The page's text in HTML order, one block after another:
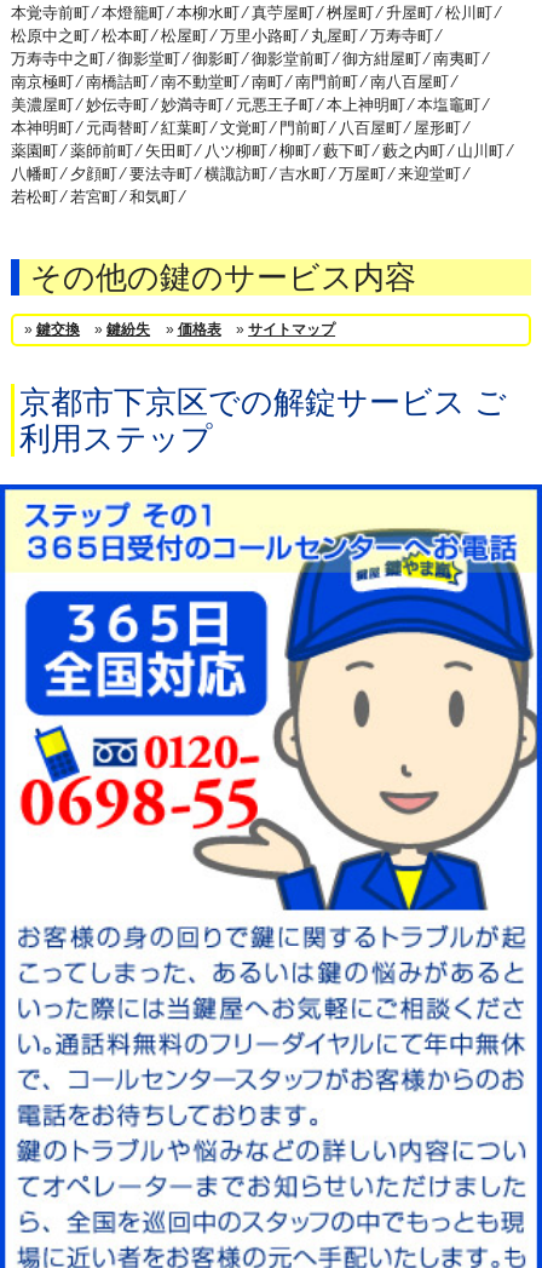
本覚寺前町 ⁄本燈籠町 ⁄本柳水町 ⁄真苧屋町 ⁄桝屋町 ⁄升屋町 ⁄松川町 ⁄
松原中之町 ⁄松本町 ⁄松屋町 ⁄万里小路町 ⁄ 丸屋町 ⁄万寿寺町 ⁄
万寿寺中之町 ⁄御影堂町 ⁄御影町 ⁄御影堂前町 ⁄御方紺屋町 ⁄南夷町 ⁄
南京極町 ⁄南橋詰町 ⁄南不動堂町 ⁄南町 ⁄南門前町 ⁄南八百屋町 ⁄
美濃屋町 ⁄妙伝寺町 ⁄妙満寺町 ⁄ 元悪王子町 ⁄本上神明町 ⁄本塩竈町 ⁄
本神明町 ⁄ 元両替町 ⁄紅葉町 ⁄文覚町 ⁄ 門前町 ⁄ 八百屋町 ⁄ 屋形町 ⁄
薬園町 ⁄薬師前町 ⁄ 矢田町 ⁄ 八ツ柳町 ⁄柳町 ⁄藪下町 ⁄藪之内町 ⁄ 山川町 ⁄
八幡町 ⁄ 夕顔町 ⁄要法寺町 ⁄横諏訪町 ⁄吉水町 ⁄万屋町 ⁄来迎堂町 ⁄
若松町 ⁄若宮町 ⁄和気町 ⁄
その他の鍵のサービス内容
» 鍵交換 »鍵紛失 » 価格表 »サイトマップ
京都市下京区での解錠サービス ご
利用ステップ